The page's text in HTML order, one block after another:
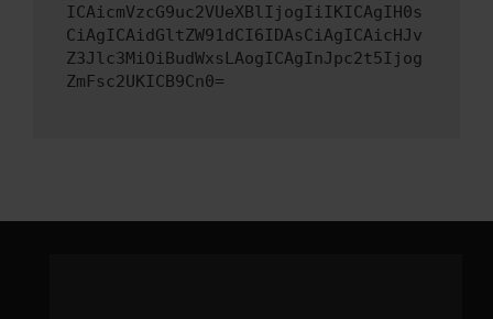
ICAicmVzcG9uc2VUeXBlIjogIiIKICAgIH0s
CiAgICAidGltZW91dCI6IDAsCiAgICAicHJv
Z3Jlc3MiOiBudWxsLAogICAgInJpc2t5Ijog
ZmFsc2UKICB9Cn0=